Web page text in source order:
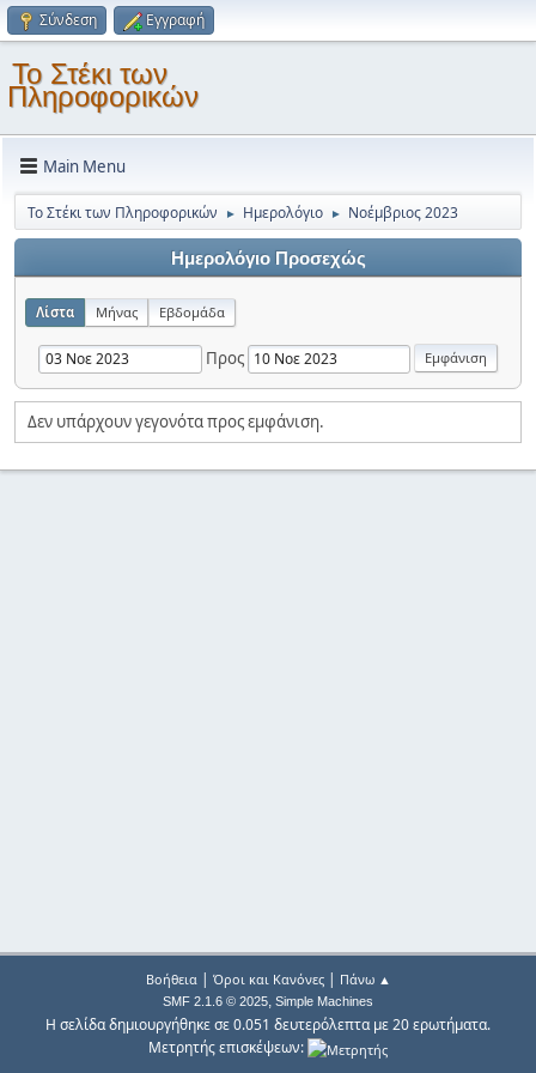
Σύνδεση Εγγραφή
Το Στέκι των
Πληροφορικών
Main Menu
Το Στέκι των Πληροφορικών ► Ημερολόγιο ► Νοέμβριος 2023
Ημερολόγιο Προσεχώς
Λίστα Μήνας Εβδομάδα
Προς
Δεν υπάρχουν γεγονότα προς εμφάνιση.
Βοήθεια| Όροι και Κανόνες| Πάνω ▲
SMF 2.1.6 © 2025, Simple Machines
Η σελίδα δημιουργήθηκε σε 0.051 δευτερόλεπτα με 20 ερωτήματα.
Μετρητής επισκέψεων: